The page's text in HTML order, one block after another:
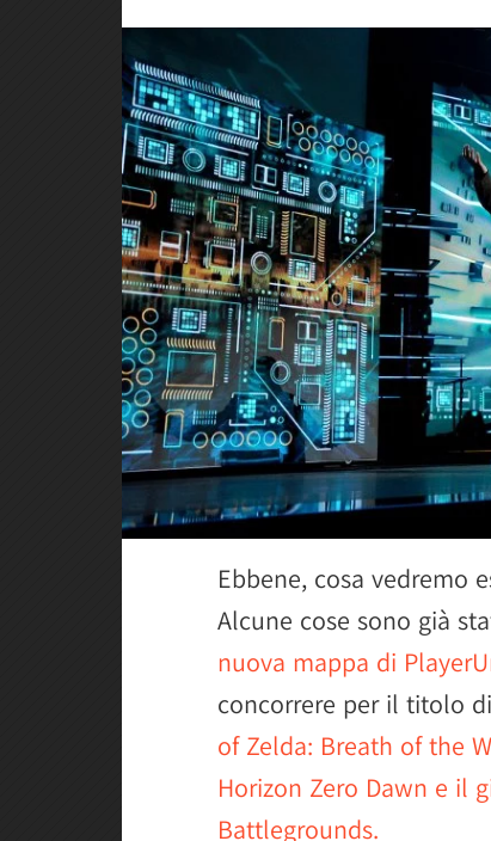
Ebbene, cosa vedremo
Alcune cose sono già
nuova mappa di
concorrere per il titolo
of Zelda: Breath of the
Horizon Zero Dawn e il
Battlegrounds.